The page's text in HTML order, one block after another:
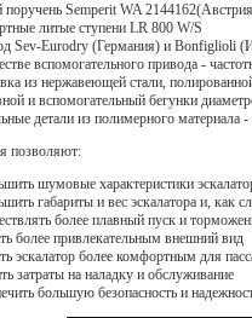
поручень Semperit WA
литые ступени LR 800 W/S
Sev-Eurodry (Германия) и Bonfiglioli
вспомогательного привода -
из нержавеющей стали,
и вспомогательный бегунки
детали из полимерного материала -
позволяют:
шумовые характеристики
габариты и вес эскалатора и, как
более плавный пуск и
более привлекательным внешний вид
эскалатор более комфортным для
затраты на наладку и обслуживание
большую безопасность и